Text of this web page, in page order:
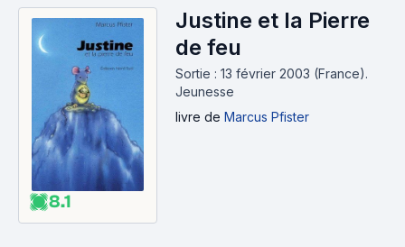
8.1
Justine et la Pierre
de feu
Sortie : 13 février 2003 (France).
Jeunesse
livre de Marcus Pfister